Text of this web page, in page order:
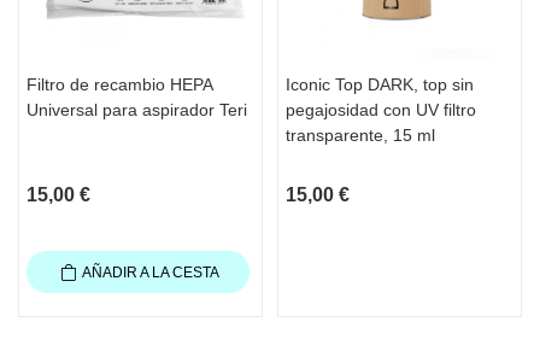
Filtro de recambio HEPA
Universal para aspirador Teri
15,00 €
AÑADIR A LA CESTA
Iconic Top DARK, top sin
pegajosidad con UV filtro
transparente, 15 ml
15,00 €